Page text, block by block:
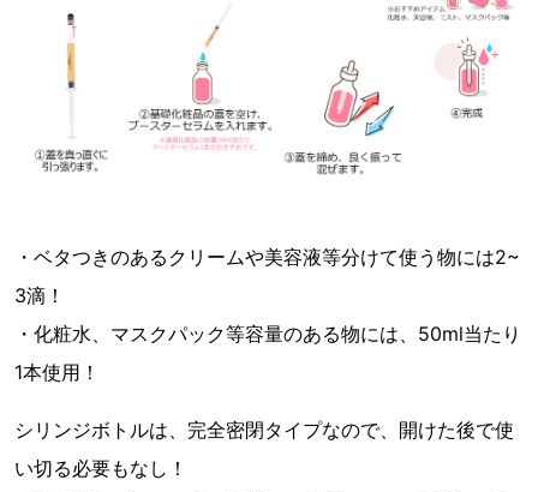
・ベタつきのあるクリームや美容液等分けて使う物には2~
3滴！
・化粧水、マスクパック等容量のある物には、50ml当たり
1本使用！
シリンジボトルは、完全密閉タイプなので、開けた後で使
い切る必要もなし！